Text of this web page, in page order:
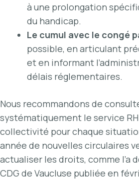
à une prolongation
du handicap.
Le cumul avec le congé
possible, en articulant
et en informant
délais réglementaires.
Nous recommandons de
systématiquement le service
collectivité pour chaque
année de nouvelles circulaires
actualiser les droits, comme l’a
CDG de Vaucluse publiée en